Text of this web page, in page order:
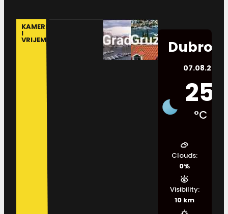
KAMERE
I
VRIJEME
07.08.2026.
25
°C
Clouds:
0%
Visibility:
10 km